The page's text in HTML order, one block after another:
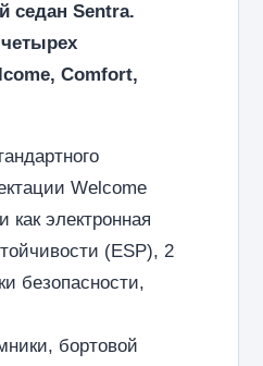
седан Sentra.
Comfort,
Welcome
как электронная
(ESP), 2
безопасности,
бортовой